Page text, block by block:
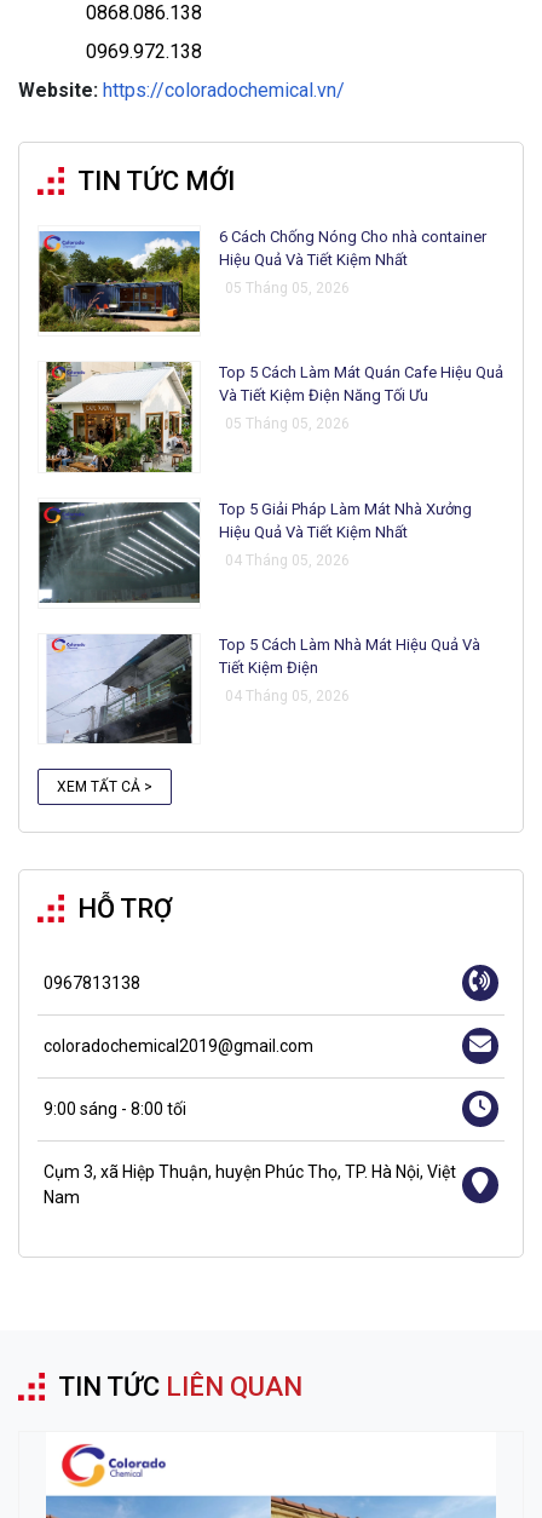
0868.086.138
0969.972.138
Website: https://coloradochemical.vn/
TIN TỨC MỚI
6 Cách Chống Nóng Cho nhà container
Hiệu Quả Và Tiết Kiệm Nhất
05 Tháng 05, 2026
Top 5 Cách Làm Mát Quán Cafe Hiệu Quả
Và Tiết Kiệm Điện Năng Tối Ưu
05 Tháng 05, 2026
Top 5 Giải Pháp Làm Mát Nhà Xưởng
Hiệu Quả Và Tiết Kiệm Nhất
04 Tháng 05, 2026
Top 5 Cách Làm Nhà Mát Hiệu Quả Và
Tiết Kiệm Điện
04 Tháng 05, 2026
XEM TẤT CẢ >
HỖ TRỢ
0967813138
coloradochemical2019@gmail.com
9:00 sáng - 8:00 tối
Cụm 3, xã Hiệp Thuận, huyện Phúc Thọ, TP. Hà Nội, Việt
Nam
TIN TỨC LIÊN QUAN